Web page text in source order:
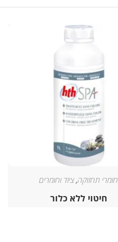
חומרי תחזוקה,ציוד וחומרים
חיטוי ללא כלור